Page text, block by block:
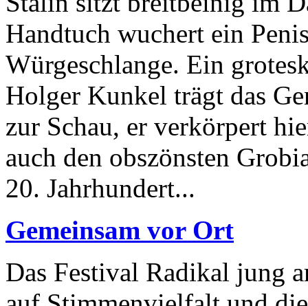
Handtuch wuchert ein
Würgeschlange. Ein
Holger Kunkel trägt das
zur Schau, er verkörpert
auch den obszönsten
20. Jahrhundert...
Gemeinsam vor Ort
Das Festival Radikal jung